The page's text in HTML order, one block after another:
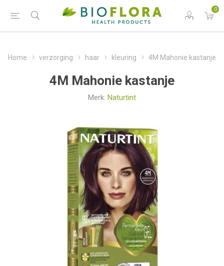
0
Home verzorging haar kleuring 4M Mahonie kastanje
4M Mahonie kastanje
Merk: Naturtint